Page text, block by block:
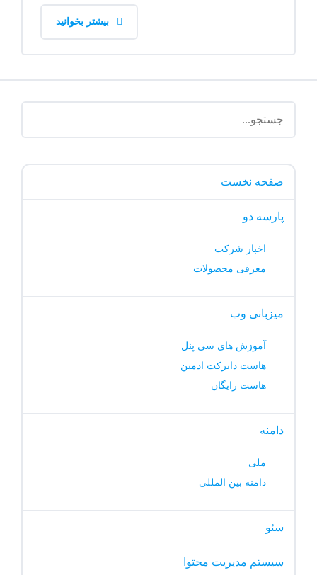
صفحه نخست
پارسه دو
اخبار شرکت
معرفی محصولات
میزبانی وب
آموزش های سی پنل
هاست دایرکت ادمین
هاست رایگان
دامنه
ملی
دامنه بین المللی
سئو
سیستم مدیریت محتوا